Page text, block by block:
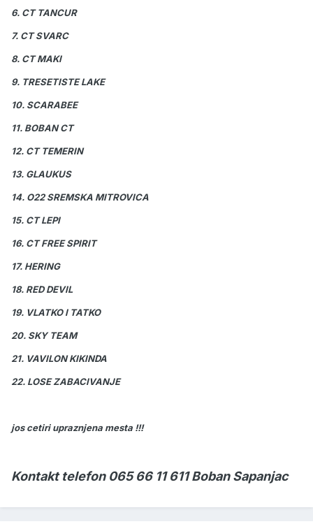
6. CT TANCUR
7. CT SVARC
8. CT MAKI
9. TRESETISTE LAKE
10. SCARABEE
11. BOBAN CT
12. CT TEMERIN
13. GLAUKUS
14. O22 SREMSKA MITROVICA
15. CT LEPI
16. CT FREE SPIRIT
17. HERING
18. RED DEVIL
19. VLATKO I TATKO
20. SKY TEAM
21. VAVILON KIKINDA
22. LOSE ZABACIVANJE
jos cetiri upraznjena mesta !!!
Kontakt telefon 065 66 11 611 Boban Sapanjac